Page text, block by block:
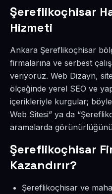
Şereflikoçhisar
Hizmeti
Ankara Şereflikoçhisar
firmalarına ve serbest
veriyoruz. Web Dizayn,
ölçeğinde yerel SEO ve
içerikleriyle kurgular;
Web Sitesi” ya da
aramalarda
Şereflikoçhisar
Kazandırır?
Şereflikoçhisar ve